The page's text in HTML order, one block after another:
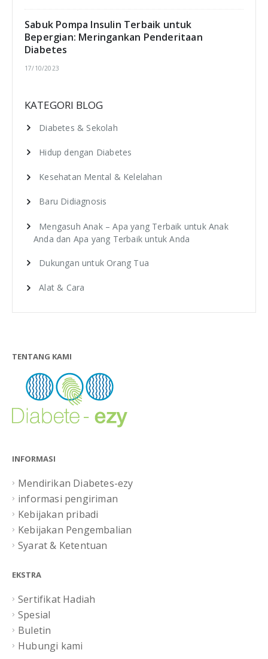
Sabuk Pompa Insulin Terbaik untuk
Bepergian: Meringankan Penderitaan
Diabetes
17/10/2023
Diabetes & Sekolah
Kesehatan Mental & Kelelahan
Mengasuh Anak – Apa yang Terbaik untuk Anak
Anda dan Apa yang Terbaik untuk Anda
Dukungan untuk Orang Tua
Alat & Cara
informasi pengiriman
Kebijakan pribadi
Kebijakan Pengembalian
Syarat & Ketentuan
Spesial
Buletin
Hubungi kami